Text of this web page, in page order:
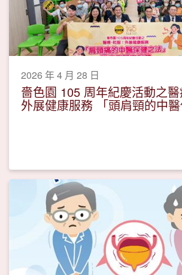
2026 年 4 月 28 日
嗇色園 105 周年紀慶活動之醫
外展健康服務 「頭肩頸的中